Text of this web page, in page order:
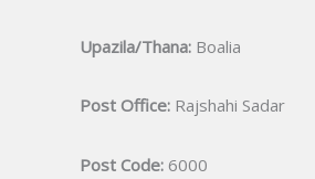
Upazila/Thana: Boalia
Post Office: Rajshahi Sadar
Post Code: 6000